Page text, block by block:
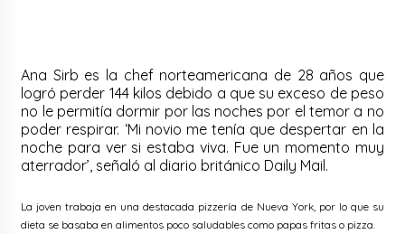
Ana Sirb es la chef norteamericana de 28 años que
logró perder 144 kilos debido a que su exceso de peso
no le permitía dormir por las noches por el temor a no
poder respirar. ‘Mi novio me tenía que despertar en la
noche para ver si estaba viva. Fue un momento muy
aterrador’, señaló al diario británico Daily Mail.
La joven trabaja en una destacada pizzería de Nueva York, por lo que su
dieta se basaba en alimentos poco saludables como papas fritas o pizza.